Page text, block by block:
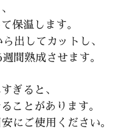
保温します。
出してカットし、
間熟成させます。
ぎると、
ことがあります。
にご使用ください。